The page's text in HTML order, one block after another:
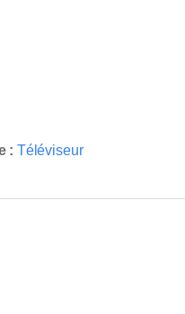
: Téléviseur